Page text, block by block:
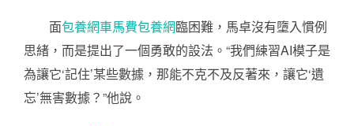
面包養網車馬費包養網臨困難，馬卓沒有墮入慣例
思緒，而是提出了一個勇敢的設法。“我們練習AI模子是
為讓它‘記住’某些數據，那能不克不及反著來，讓它‘遺
忘’無害數據？”他說。